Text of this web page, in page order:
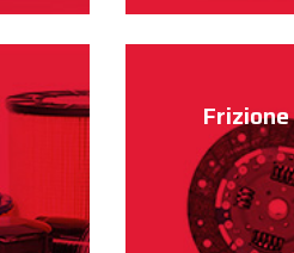
Frizione